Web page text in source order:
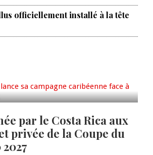
officiellement installé à la tête
AC lance sa campagne
par le Costa Rica aux
privée de la Coupe du